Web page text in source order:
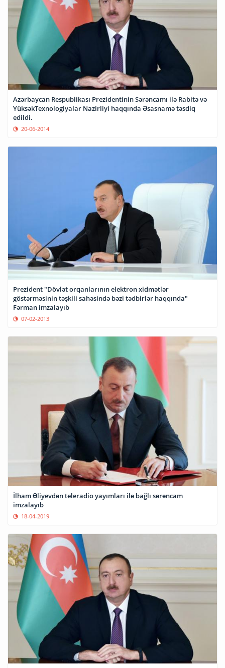
Azərbaycan Respublikası Prezidentinin Sərəncamı ilə Rabitə və
YüksəkTexnologiyalar Nazirliyi haqqında Əsasnamə təsdiq
edildi.
20-06-2014
Prezident "Dövlət orqanlarının elektron xidmətlər
göstərməsinin təşkili sahəsində bəzi tədbirlər haqqında"
Fərman imzalayıb
07-02-2013
İlham Əliyevdən teleradio yayımları ilə bağlı sərəncam
imzalayıb
18-04-2019